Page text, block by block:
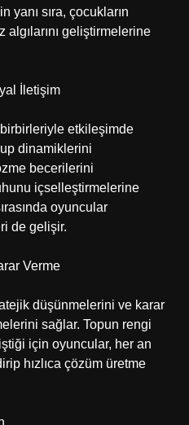
yanı sıra, çocukların
algılarını geliştirmelerine
İletişim
birbirleriyle etkileşimde
dinamiklerini
becerilerini
içselleştirmelerine
oyuncular
de gelişir.
Verme
düşünmelerini ve karar
sağlar. Topun rengi
için oyuncular, her an
hızlıca çözüm üretme